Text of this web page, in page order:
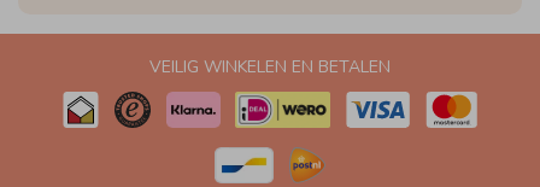
VEILIG WINKELEN EN BETALEN